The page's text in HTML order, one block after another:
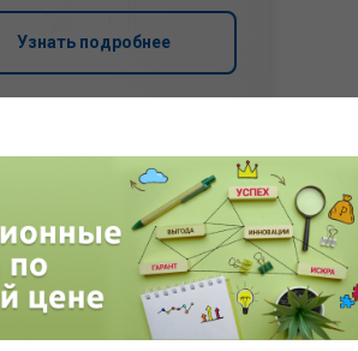
Узнать подробнее
Система